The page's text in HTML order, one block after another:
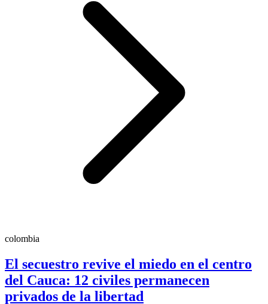
colombia
El secuestro revive el miedo en el centro
del Cauca: 12 civiles permanecen
privados de la libertad